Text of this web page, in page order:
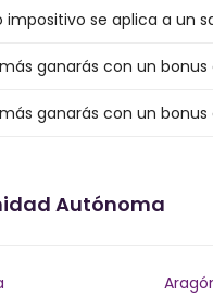
impositivo se aplica a un
ganarás con un bonus
ganarás con un
Autónoma